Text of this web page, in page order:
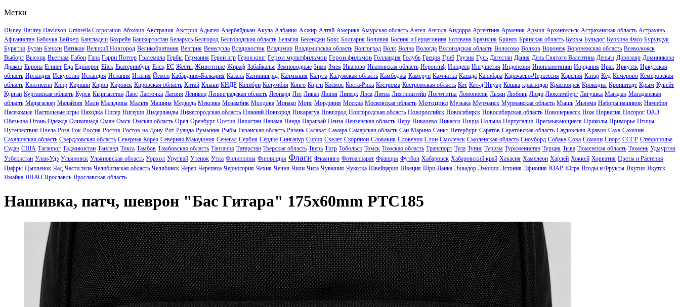
Метки
Disney Harlrey Davidson Umbrella Corporation Абхазия Австралия Австрия Адыгея Азербайджан Акула Албания Алжир Алтай Америка Амурская область Ангел Ангола Андорра Аргентина Армения Армия Архангельск Астраханская область Астрахань
Афганистан Бабочка Байкер Бангладеш Бахрейн Башкортостан Беларусь Белгород Белгородская область Бельгия Бесенджи Бокс Болгария Боливия Босния и Герцеговина Ботсвана Бразилия Брянск Брянская область Буквы Бульдог Буркина Фасо Бурундук
Бурятия Бутан Бэнкси Ватикан Великий Новгород Великобритания Венгрия Венесуэла Владивосток Владимир Владимирская область Волгоград Волк Волна Вологда Вологодская область Волосово Волхов Воронеж Воронежская область Всеволожск
Выборг Высоцк Вьетнам Габон Гана Гарри Поттер Гватемала Гербы Германия Герои игр Герои книг Герои мультфильмов Герои фильмов Голландия Голубь Греция Гриб Грузия Гусь Дагестан Дания День Святого Валентина Деньги Динозавр Доминикана
Дракон Европа Египет Еда Единорог Ейск Екатеринбург Елец ЕС Жесты Животные Жираф Забайкалье Земноводные Зима Змея Иваново Ивановская область Иероглиф Ииндеец Ингушетия Индонезия Инопланетянин Иордания Ирак Иркутск Иркутская
область Ирландия Искусство Исландия Испания Италия Йемен Кабардино-Балкария Казань Калининград Калмыкия Калуга Калужская область Камбоджа Камерун Камчатка Канада Капибара Карачаево-Черкессия Карелия Катар Кед Кемерово Кемеровская
область Кингисепп Кипр Кириши Киров Кировск Кировская область Китай Клыки КНДР Колибри Колумбия Конго Корги Космос Коста-Рика Кострома Костромская область Кот Кот-д’Ивуар Кошка краснодар Красноярск Крокодил Кронштадт Крым Кувейт
Курган Курганская область Курск Кыргызстан Лаос Ласточка Латвия Ленивец Ленинградская область Леопард Лес Ливан Ливия Липецк Лиса Литва Лихтинштейн Логотипы Ломоносов Лыжи Любовь Люди Люксембург Лягушка Магадан Магаданская
область Мадагаскар Малайзия Мали Мальдивы Мальта Машина Медведь Мексика Мозамбик Молдова Монако Мопс Мордовия Москва Московская область Мотоцикл Музыка Мурманск Мурманская область Мышь Мьянма Наборы нашивок Намибия
Насекомые Настольные игры Находка Нигер Нигерия Нидерланды Нижегородская область Нижний Новгород Никарагуа Новгород Новгородская область Новороссийск Новосибирск Новосибирская область Новочеркасск Нож Норвегия Носорог ОАЭ
Обезьяна Огонь Одежда Олимпиада Оман Омск Омская область Орел Оренбург Осетия Пакистан Панама Панда Парагвай Пенза Пензенская область Перу Пикалево Пикассо Пицца Польша Португалия Пресмыкающиеся Приколы Приморье Птицы
Путешествия Пчела Роза Рок Россия Ростов Ростов-на-Дону Рот Руанда Румыния Рыбы Рязанская область Рязань Салават Самара Самарская область Сан-Марино Санкт-Петербург Саратов Саратовская область Саудовская Аравия Саха Сахалин
Сахалинская область Свердловская область Северная Корея Северная Македония Сенегал Сербия Сердце Сингапур Сирия Скелет Скорпион Словакия Словении Слон Смоленск Смоленская область Сноуборд Собака Сова Сомали Спорт СССР Ставрополье
Судан США Таганрог Таджикистан Таиланд Такса Тамбов Тамбовская область Танзания Татарстан Тверская область Тверь Тигр Тобольск Томск Томская область Транспорт Тула Тунис Туризм Туркменистан Турция Тыва Тюменская область Тюмень Удмуртия
Узбекистан Улан-Удэ Ульяновск Ульяновская область Уорхол Уругвай Утенок Утка Филиппины Финляндия Флаги Фламинго Фотоаппарат Франция Футбол Хабаровск Хабаровский край Хакасия Хамелеон Харлей Хоккей Хорватия Цветы и Растения
Цифры Цыпленок Чад Части тела Челябигнская область Челябинск Череп Черепаха Черногория Чехия Чечня Чили Чита Чувашия Чукотка Швейцария Швеция Шри-Ланка Эквадор Эмоции Эстония Эфиопия ЮАР Югра Ягоды и Фрукты Якутия Якутск
Ямайка ЯНАО Ярославль Ярославская область
Нашивка, патч, шеврон "Бас Гитара" 175x60mm PTC185